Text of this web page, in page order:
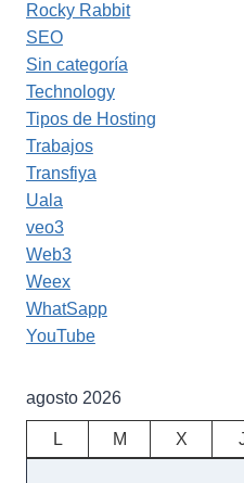
Rocky Rabbit
SEO
Sin categoría
Technology
Tipos de Hosting
Trabajos
Transfiya
Uala
veo3
Web3
Weex
WhatSapp
YouTube
agosto 2026
L M X